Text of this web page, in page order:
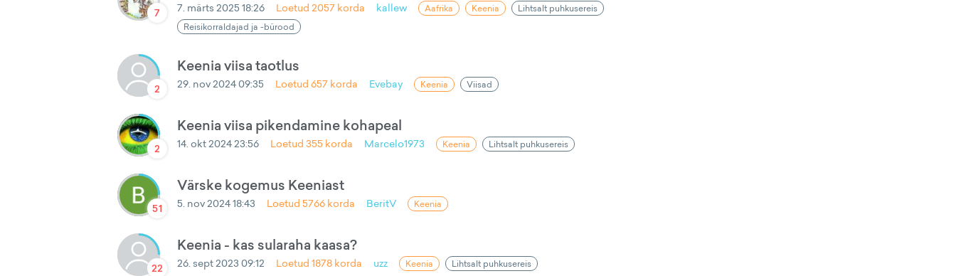
7 7. märts 2025 18:26 Loetud2057 korda kallew Aafrika Keenia
Lihtsalt puhkusereis
Reisikorraldajad ja -bürood
2
Keenia viisa taotlus
29. nov 2024 09:35 Loetud657 korda Evebay Keenia Viisad
2
Keenia viisa pikendamine kohapeal
14. okt 2024 23:56 Loetud355 korda Marcelo1973 Keenia Lihtsalt puhkusereis
51
Värske kogemus Keeniast
5. nov 2024 18:43 Loetud5766 korda BeritV Keenia
22
Keenia - kas sularaha kaasa?
26. sept 2023 09:12 Loetud1878 korda uzz Keenia Lihtsalt puhkusereis